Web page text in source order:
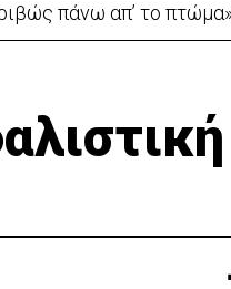
πάνω απ’ το